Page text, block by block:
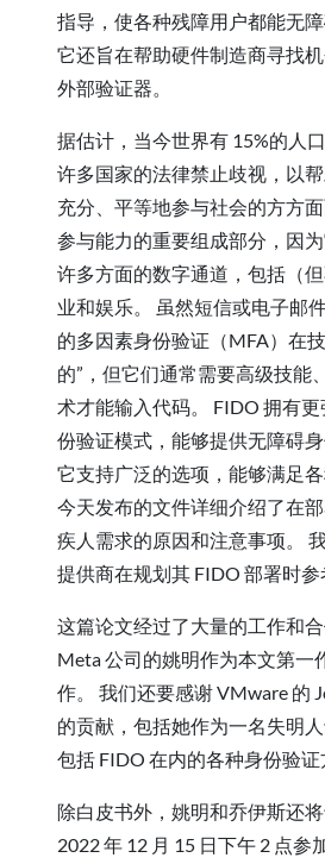
指导，使各种残障用户都能无障
它还旨在帮助硬件制造商寻找
外部验证器。
据估计，当今世界有 15%的人
许多国家的法律禁止歧视，以
充分、平等地参与社会的方方
参与能力的重要组成部分，因
许多方面的数字通道，包括（
业和娱乐。 虽然短信或电子邮
的多因素身份验证（MFA）在
的”，但它们通常需要高级技能
术才能输入代码。 FIDO 拥有
份验证模式，能够提供无障碍
它支持广泛的选项，能够满足各
今天发布的文件详细介绍了在
疾人需求的原因和注意事项。
提供商在规划其 FIDO 部署时参
这篇论文经过了大量的工作和
Meta 公司的姚明作为本文第一
作。 我们还要感谢 VMware 的
的贡献，包括她作为一名失明
包括 FIDO 在内的各种身份验证
除白皮书外，姚明和乔伊斯还
2022 年 12 月 15 日下午 2 点参